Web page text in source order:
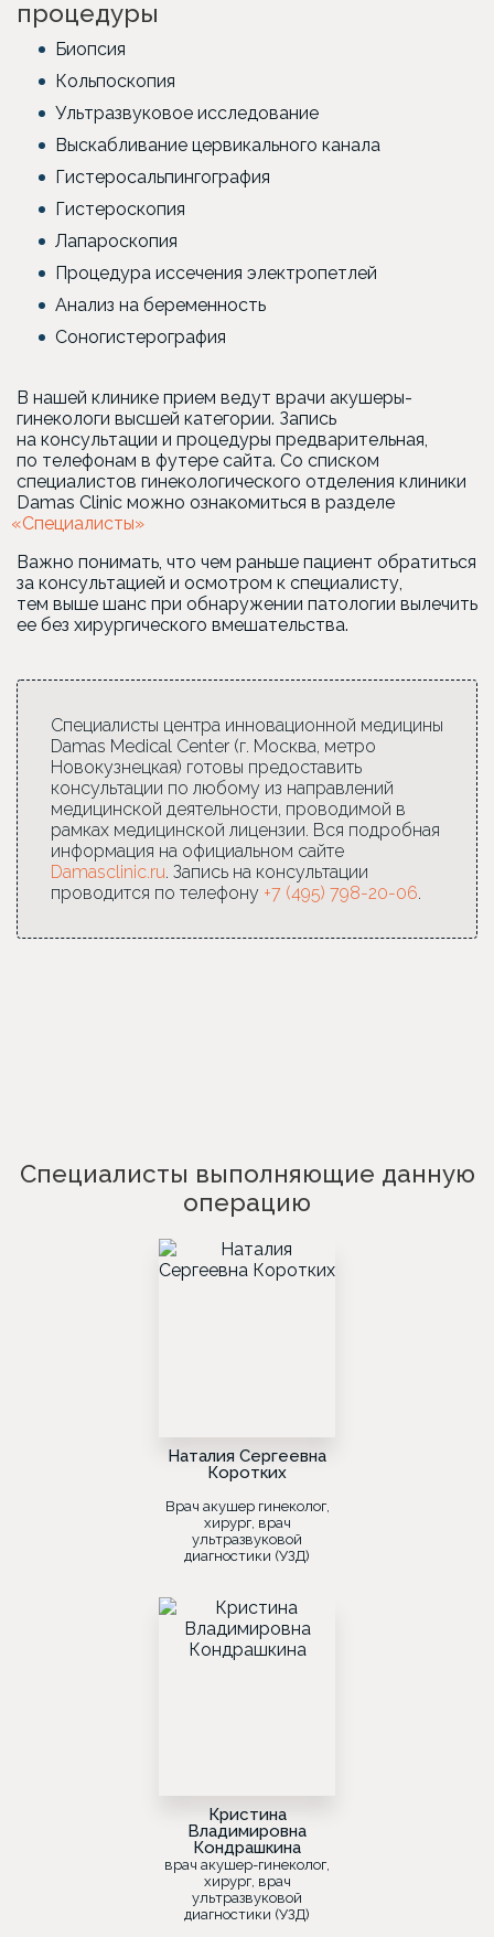
процедуры
Биопсия
Кольпоскопия
Ультразвуковое исследование
Выскабливание цервикального канала
Гистеросальпингография
Гистероскопия
Лапароскопия
Процедура иссечения электропетлей
Анализ на беременность
Соногистерография
В нашей клинике прием ведут врачи акушеры-
гинекологи высшей категории. Запись
на консультации и процедуры предварительная,
по телефонам в футере сайта. Со списком
специалистов гинекологического отделения клиники
Damas Clinic можно ознакомиться в разделе
«Специалисты»
Важно понимать, что чем раньше пациент обратиться
за консультацией и осмотром к специалисту,
тем выше шанс при обнаружении патологии вылечить
ее без хирургического вмешательства.
Специалисты центра инновационной медицины
Damas Medical Center (г. Москва, метро
Новокузнецкая) готовы предоставить
консультации по любому из направлений
медицинской деятельности, проводимой в
рамках медицинской лицензии. Вся подробная
информация на официальном сайте
Damasclinic.ru. Запись на консультации
проводится по телефону +7 (495) 798-20-06.
Специалисты выполняющие данную
операцию
Наталия Сергеевна
Коротких
Врач акушер гинеколог,
хирург, врач
ультразвуковой
диагностики (УЗД)
Кристина
Владимировна
Кондрашкина
врач акушер-гинеколог,
хирург, врач
ультразвуковой
диагностики (УЗД)